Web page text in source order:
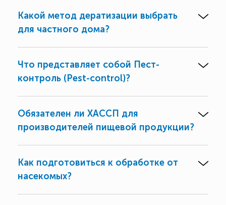
Какой метод дератизации выбрать
для частного дома?
Что представляет собой Пест-
контроль (Pest-control)?
Обязателен ли ХАССП для
производителей пищевой продукции?
Как подготовиться к обработке от
насекомых?